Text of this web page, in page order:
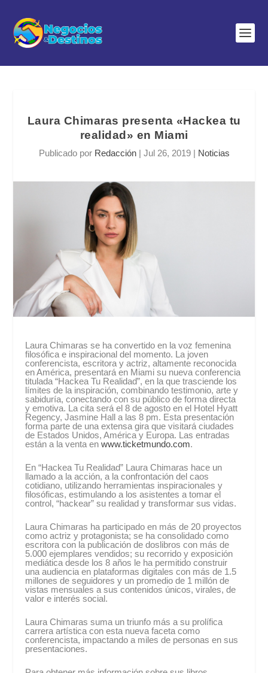
Laura Chimaras presenta «Hackea tu
realidad» en Miami
Publicado por Redacción| Jul 26, 2019| Noticias
Laura Chimaras se ha convertido en la voz femenina
filosófica e inspiracional del momento. La joven
conferencista, escritora y actriz, altamente reconocida
en América, presentará en Miami su nueva conferencia
titulada “Hackea Tu Realidad”, en la que trasciende los
límites de la inspiración, combinando testimonio, arte y
sabiduría, conectando con su público de forma directa
y emotiva. La cita será el 8 de agosto en el Hotel Hyatt
Regency, Jasmine Hall a las 8 pm. Esta presentación
forma parte de una extensa gira que visitará ciudades
de Estados Unidos, América y Europa. Las entradas
están a la venta enwww.ticketmundo.com.
En “Hackea Tu Realidad” Laura Chimaras hace un
llamado a la acción, a la confrontación del caos
cotidiano, utilizando herramientas inspiracionales y
filosóficas, estimulando a los asistentes a tomar el
control, “hackear” su realidad y transformar sus vidas.
Laura Chimaras ha participado en más de 20 proyectos
como actriz y protagonista; se ha consolidado como
escritora con la publicación de doslibros con más de
5.000 ejemplares vendidos; su recorrido y exposición
mediática desde los 8 años le ha permitido construir
una audiencia en plataformas digitales con más de 1.5
millones de seguidores y un promedio de 1 millón de
vistas mensuales a sus contenidos únicos, virales, de
valor e interés social.
Laura Chimaras suma un triunfo más a su prolífica
carrera artística con esta nueva faceta como
conferencista, impactando a miles de personas en sus
presentaciones.